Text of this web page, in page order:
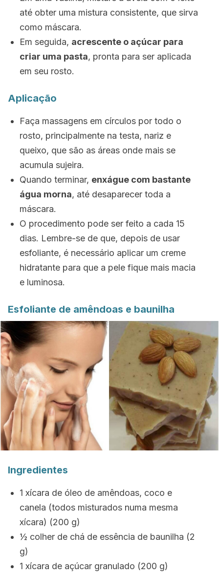
até obter uma mistura consistente, que sirva
como máscara.
Em seguida, acrescente o açúcar para
criar uma pasta, pronta para ser aplicada
em seu rosto.
Aplicação
Faça massagens em círculos por todo o
rosto, principalmente na testa, nariz e
queixo, que são as áreas onde mais se
acumula sujeira.
Quando terminar, enxágue com bastante
água morna, até desaparecer toda a
máscara.
O procedimento pode ser feito a cada 15
dias. Lembre-se de que, depois de usar
esfoliante, é necessário aplicar um creme
hidratante para que a pele fique mais macia
e luminosa.
Esfoliante de amêndoas e baunilha
Ingredientes
1 xícara de óleo de amêndoas, coco e
canela (todos misturados numa mesma
xícara) (200 g)
½ colher de chá de essência de baunilha (2
g)
1 xícara de açúcar granulado (200 g)